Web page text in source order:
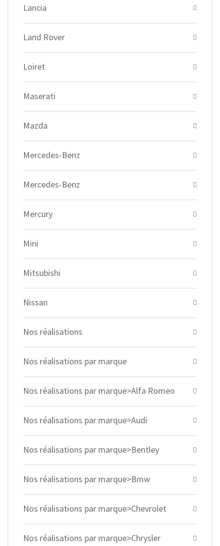
Lancia
Land Rover
Loiret
Maserati
Mazda
Mercedes-Benz
Mercedes-Benz
Mercury
Mini
Mitsubishi
Nissan
Nos réalisations
Nos réalisations par marque
Nos réalisations par marque>Alfa Romeo
Nos réalisations par marque>Audi
Nos réalisations par marque>Bentley
Nos réalisations par marque>Bmw
Nos réalisations par marque>Chevrolet
Nos réalisations par marque>Chrysler